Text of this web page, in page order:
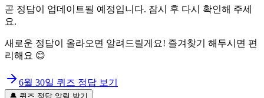
곧 정답이 업데이트될 예정입니다. 잠시 후 다시 확인해 주세
요.
새로운 정답이 올라오면 알려드릴게요! 즐겨찾기 해두시면 편
리해요 😊
6월 30일 퀴즈 정답 보기
🔔 퀴즈 정답 알림 받기